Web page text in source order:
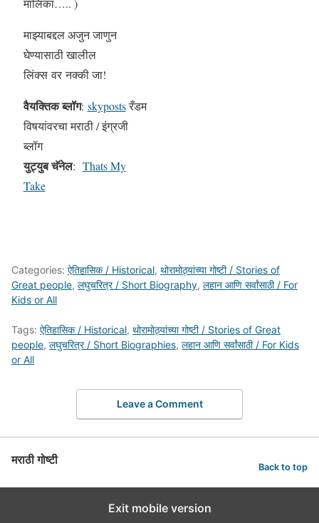
माझ्याबद्दल अजुन जाणुन
घेण्यासाठी खालील
लिंक्स वर नक्की जा!
वैयक्तिक ब्लॉग: skypostsरँडम
विषयांवरचा मराठी / इंग्रजी
ब्लॉग
युट्युब चॅनेल: Thats My
Take
Categories: ऐतिहासिक / Historical, थोरामोठ्यांच्या गोष्टी / Stories of
Great people, लघुचरित्र / Short Biography, लहान आणि सर्वांसाठी / For
Kids or All
Tags: ऐतिहासिक / Historical, थोरामोठ्यांच्या गोष्टी / Stories of Great
people, लघुचरित्र / Short Biographies, लहान आणि सर्वांसाठी / For Kids
or All
Leave a Comment
मराठी गोष्टी Back to top
Exit mobile version